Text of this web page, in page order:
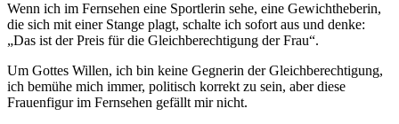
Wenn ich im Fernsehen eine Sportlerin sehe, eine Gewichtheberin,
die sich mit einer Stange plagt, schalte ich sofort aus und denke:
Das ist der Preis für die Gleichberechtigung der Frau .
Um Gottes Willen, ich bin keine Gegnerin der Gleichberechtigung,
ich bemühe mich immer, politisch korrekt zu sein, aber diese
Frauenfigur im Fernsehen gefällt mir nicht.